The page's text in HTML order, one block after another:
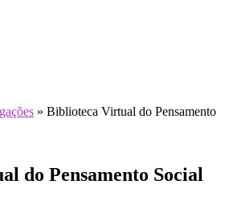
» Biblioteca Virtual do Pensamento
do Pensamento Social